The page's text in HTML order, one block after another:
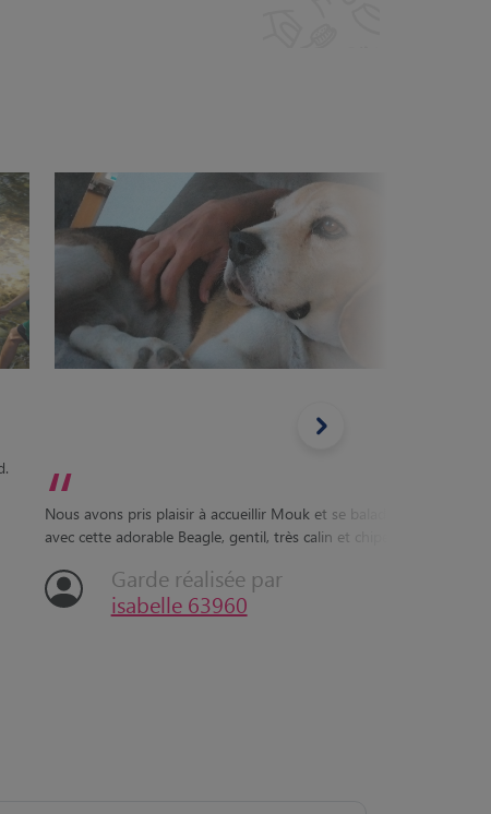
“
Nous avons pris plaisir à accueillir Mouk et se balader
Garde réalisée par
isabelle 63960